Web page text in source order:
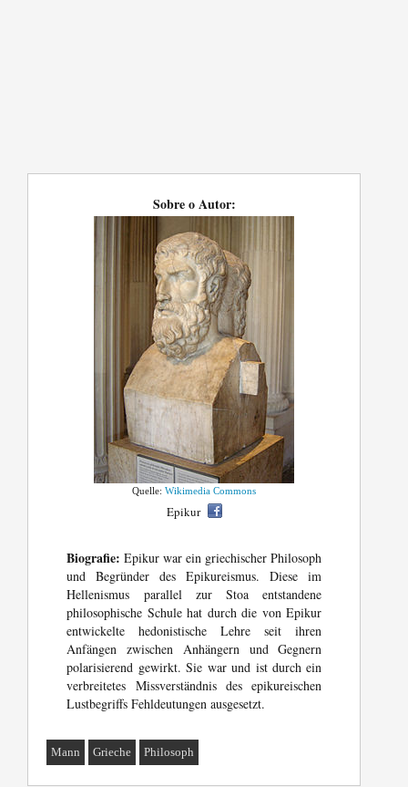
Sobre o Autor:
Quelle:Wikimedia Commons
Epikur
Biografie: Epikur war ein griechischer Philosoph
und Begründer des Epikureismus. Diese im
Hellenismus parallel zur Stoa entstandene
philosophische Schule hat durch die von Epikur
entwickelte hedonistische Lehre seit ihren
Anfängen zwischen Anhängern und Gegnern
polarisierend gewirkt. Sie war und ist durch ein
verbreitetes Missverständnis des epikureischen
Lustbegriffs Fehldeutungen ausgesetzt.
Mann Grieche Philosoph